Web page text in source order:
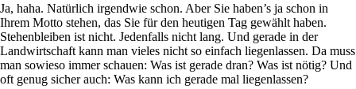
Ja, haha. Natürlich irgendwie schon. Aber Sie haben’s ja schon in
Ihrem Motto stehen, das Sie für den heutigen Tag gewählt haben.
Stehenbleiben ist nicht. Jedenfalls nicht lang. Und gerade in der
Landwirtschaft kann man vieles nicht so einfach liegenlassen. Da muss
man sowieso immer schauen: Was ist gerade dran? Was ist nötig? Und
oft genug sicher auch: Was kann ich gerade mal liegenlassen?